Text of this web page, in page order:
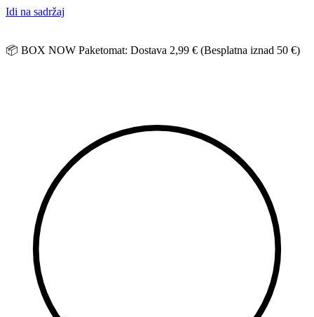
Idi na sadržaj
📦 BOX NOW Paketomat: Dostava 2,99 € (Besplatna iznad 50 €)